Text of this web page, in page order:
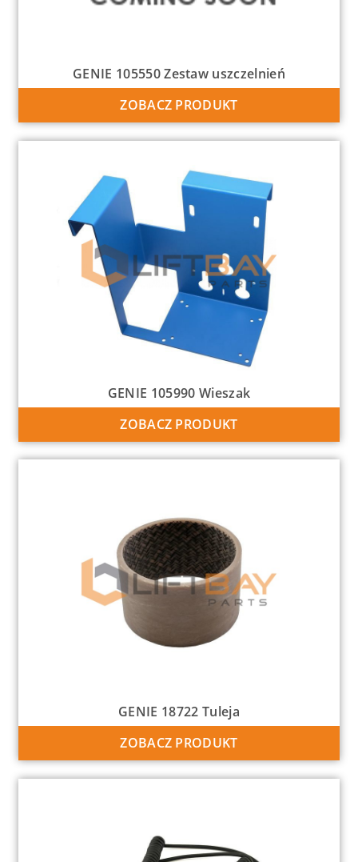
GENIE 105550 Zestaw uszczelnień
ZOBACZ PRODUKT
GENIE 105990 Wieszak
ZOBACZ PRODUKT
GENIE 18722 Tuleja
ZOBACZ PRODUKT